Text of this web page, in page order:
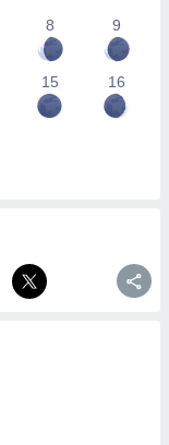
8 9
15 16